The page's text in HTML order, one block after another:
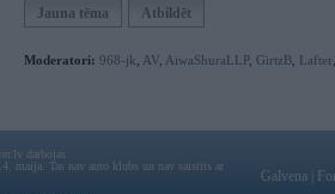
Jauna tēma Atbildēt
Moderatori: 968-jk AV AiwaShuraLLP, GirtzB Lafter
darbojas
maija. Tas nav auto klubs un nav saistīts ar
Galvena